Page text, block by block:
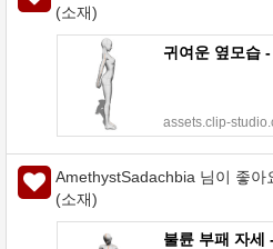
(소재)
귀여운 옆모습
assets.clip-
AmethystSadachbia 님이 좋아
(소재)
불륜 부패 자세